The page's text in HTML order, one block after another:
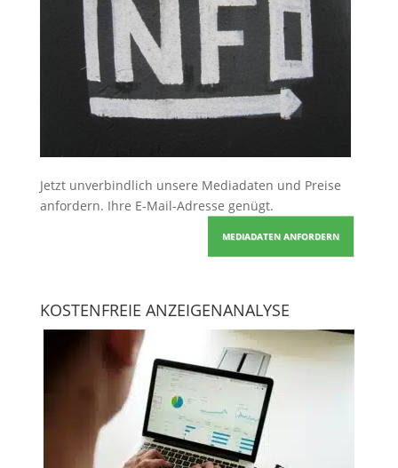
Jetzt unverbindlich unsere Mediadaten und Preise
anfordern. Ihre E-Mail-Adresse genügt.
MEDIADATEN ANFORDERN
KOSTENFREIE ANZEIGENANALYSE